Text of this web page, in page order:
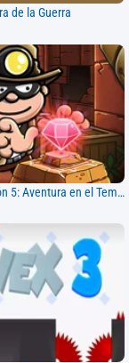
de la Guerra
Bob el Ladrón 5: Aventura en el Templo